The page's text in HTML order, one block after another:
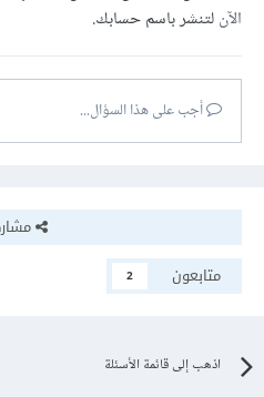
الآنلتنشر باسم حسابك.
أجب على هذا السؤال...
متابعون
2
اذهب إلى قائمة الأسئلة